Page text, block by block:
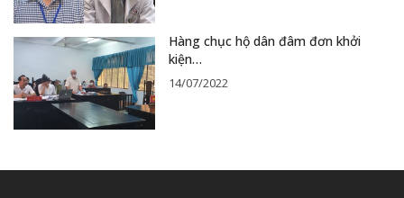
Hàng chục hộ dân đâm đơn khởi
kiện…
14/07/2022